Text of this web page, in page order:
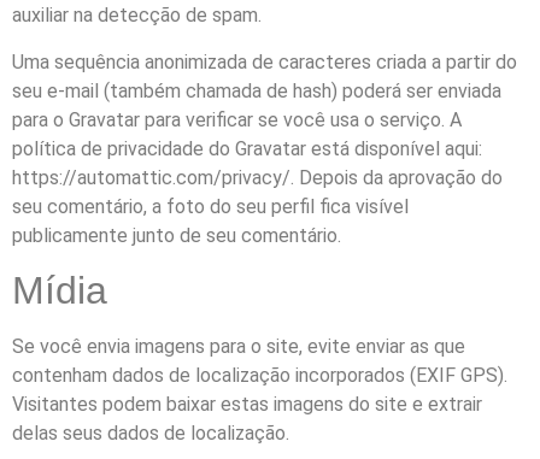
auxiliar na detecção de spam.
Uma sequência anonimizada de caracteres criada a partir do
seu e-mail (também chamada de hash) poderá ser enviada
para o Gravatar para verificar se você usa o serviço. A
política de privacidade do Gravatar está disponível aqui:
https://automattic.com/privacy/. Depois da aprovação do
seu comentário, a foto do seu perfil fica visível
publicamente junto de seu comentário.
Mídia
Se você envia imagens para o site, evite enviar as que
contenham dados de localização incorporados (EXIF GPS).
Visitantes podem baixar estas imagens do site e extrair
delas seus dados de localização.